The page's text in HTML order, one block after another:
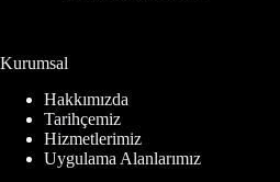
Kurumsal
Hakkımızda
Tarihçemiz
Hizmetlerimiz
Uygulama Alanlarımız